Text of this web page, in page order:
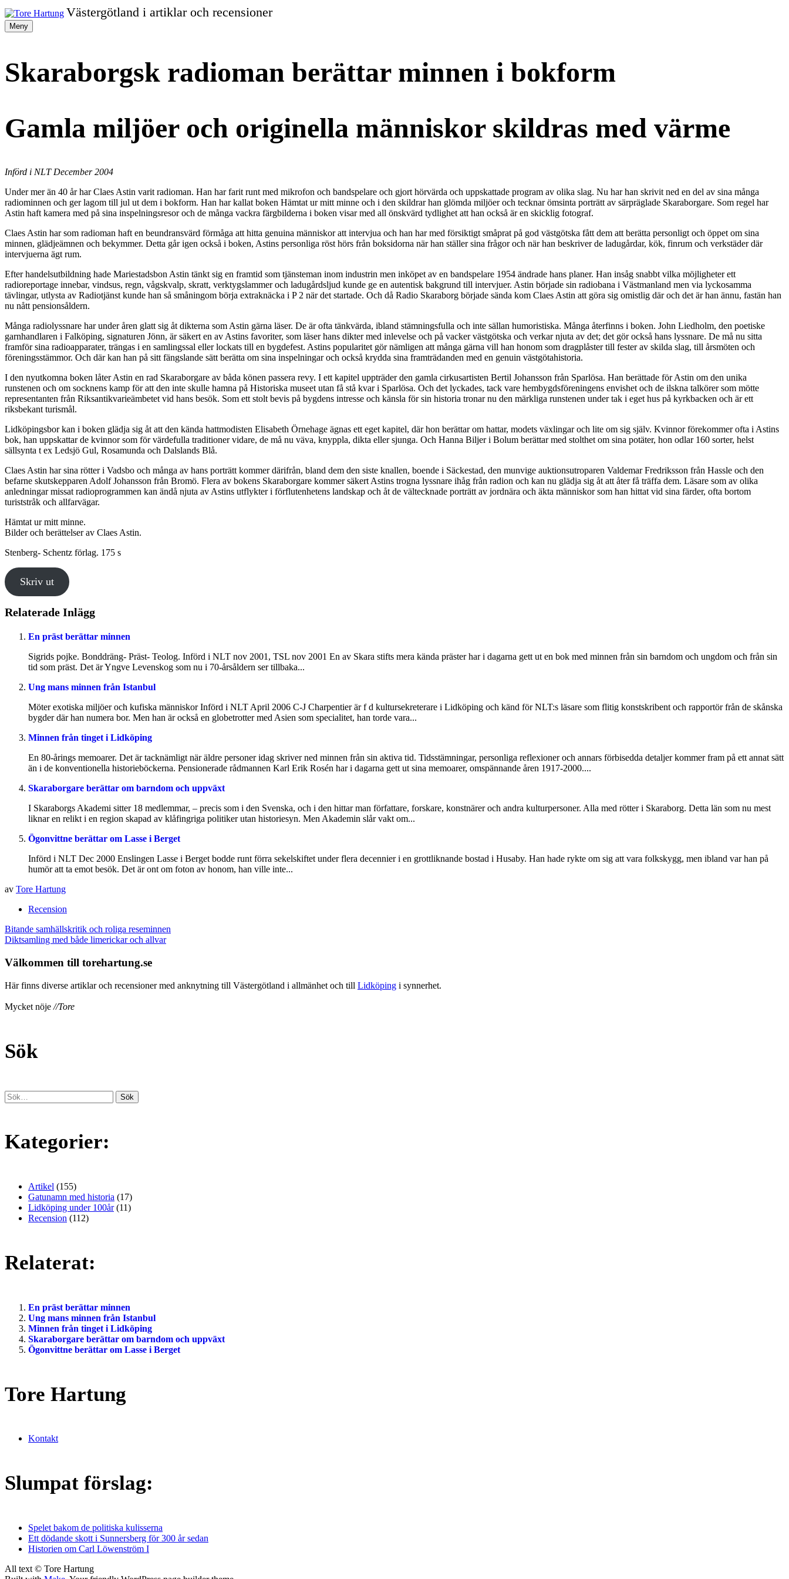
Gå
vidare
till
Tore
Västergötland i artiklar och recensioner
Meny
Skaraborgsk radioman berättar minnen i bokform
Gamla miljöer och originella människor skildras med värme
Införd i NLT December 2004
Under mer än 40 år har Claes Astin varit radioman. Han har farit runt med mikrofon och bandspelare och gjort hörvärda och uppskattade program av olika slag. Nu har han skrivit ned en del av sina många
radiominnen och ger lagom till jul ut dem i bokform. Han har kallat boken Hämtat ur mitt minne och i den skildrar han glömda miljöer och tecknar ömsinta porträtt av särpräglade Skaraborgare. Som regel har
Astin haft kamera med på sina inspelningsresor och de många vackra färgbilderna i boken visar med all önskvärd tydlighet att han också är en skicklig fotograf.
Claes Astin har som radioman haft en beundransvärd förmåga att hitta genuina människor att intervjua och han har med försiktigt småprat på god västgötska fått dem att berätta personligt och öppet om sina
minnen, glädjeämnen och bekymmer. Detta går igen också i boken, Astins personliga röst hörs från boksidorna när han ställer sina frågor och när han beskriver de ladugårdar, kök, finrum och verkstäder där
intervjuerna ägt rum.
Efter handelsutbildning hade Mariestadsbon Astin tänkt sig en framtid som tjänsteman inom industrin men inköpet av en bandspelare 1954 ändrade hans planer. Han insåg snabbt vilka möjligheter ett
radioreportage innebar, vindsus, regn, vågskvalp, skratt, verktygslammer och ladugårdsljud kunde ge en autentisk bakgrund till intervjuer. Astin började sin radiobana i Västmanland men via lyckosamma
tävlingar, utlysta av Radiotjänst kunde han så småningom börja extraknäcka i P 2 när det startade. Och då Radio Skaraborg började sända kom Claes Astin att göra sig omistlig där och det är han ännu, fastän han
nu nått pensionsåldern.
Många radiolyssnare har under åren glatt sig åt dikterna som Astin gärna läser. De är ofta tänkvärda, ibland stämningsfulla och inte sällan humoristiska. Många återfinns i boken. John Liedholm, den poetiske
garnhandlaren i Falköping, signaturen Jönn, är säkert en av Astins favoriter, som läser hans dikter med inlevelse och på vacker västgötska och verkar njuta av det; det gör också hans lyssnare. De må nu sitta
framför sina radioapparater, trängas i en samlingssal eller lockats till en bygdefest. Astins popularitet gör nämligen att många gärna vill han honom som dragplåster till fester av skilda slag, till årsmöten och
föreningsstämmor. Och där kan han på sitt fängslande sätt berätta om sina inspelningar och också krydda sina framträdanden med en genuin västgötahistoria.
I den nyutkomna boken låter Astin en rad Skaraborgare av båda könen passera revy. I ett kapitel uppträder den gamla cirkusartisten Bertil Johansson från Sparlösa. Han berättade för Astin om den unika
runstenen och om socknens kamp för att den inte skulle hamna på Historiska museet utan få stå kvar i Sparlösa. Och det lyckades, tack vare hembygdsföreningens envishet och de ilskna talkörer som mötte
representanten från Riksantikvarieämbetet vid hans besök. Som ett stolt bevis på bygdens intresse och känsla för sin historia tronar nu den märkliga runstenen under tak i eget hus på kyrkbacken och är ett
riksbekant turismål.
Lidköpingsbor kan i boken glädja sig åt att den kända hattmodisten Elisabeth Örnehage ägnas ett eget kapitel, där hon berättar om hattar, modets växlingar och lite om sig själv. Kvinnor förekommer ofta i Astins
bok, han uppskattar de kvinnor som för värdefulla traditioner vidare, de må nu väva, knyppla, dikta eller sjunga. Och Hanna Biljer i Bolum berättar med stolthet om sina potäter, hon odlar 160 sorter, helst
sällsynta t ex Ledsjö Gul, Rosamunda och Dalslands Blå.
Claes Astin har sina rötter i Vadsbo och många av hans porträtt kommer därifrån, bland dem den siste knallen, boende i Säckestad, den munvige auktionsutroparen Valdemar Fredriksson från Hassle och den
befarne skutskepparen Adolf Johansson från Bromö. Flera av bokens Skaraborgare kommer säkert Astins trogna lyssnare ihåg från radion och kan nu glädja sig åt att åter få träffa dem. Läsare som av olika
anledningar missat radioprogrammen kan ändå njuta av Astins utflykter i förflutenhetens landskap och åt de vältecknade porträtt av jordnära och äkta människor som han hittat vid sina färder, ofta bortom
turiststråk och allfarvägar.
Hämtat ur mitt minne.
Bilder och berättelser av Claes Astin.
Stenberg- Schentz förlag. 175 s
Skriv ut
Relaterade Inlägg
En präst berättar minnen
Sigrids pojke. Bonddräng- Präst- Teolog. Införd i NLT nov 2001, TSL nov 2001 En av Skara stifts mera kända präster har i dagarna gett ut en bok med minnen från sin barndom och ungdom och från sin
tid som präst. Det är Yngve Levenskog som nu i 70-årsåldern ser tillbaka...
Ung mans minnen från Istanbul
Möter exotiska miljöer och kufiska människor Införd i NLT April 2006 C-J Charpentier är f d kultursekreterare i Lidköping och känd för NLT:s läsare som flitig konstskribent och rapportör från de skånska
bygder där han numera bor. Men han är också en globetrotter med Asien som specialitet, han torde vara...
Minnen från tinget i Lidköping
En 80-årings memoarer. Det är tacknämligt när äldre personer idag skriver ned minnen från sin aktiva tid. Tidsstämningar, personliga reflexioner och annars förbisedda detaljer kommer fram på ett annat sätt
än i de konventionella historieböckerna. Pensionerade rådmannen Karl Erik Rosén har i dagarna gett ut sina memoarer, omspännande åren 1917-2000....
Skaraborgare berättar om barndom och uppväxt
I Skaraborgs Akademi sitter 18 medlemmar, – precis som i den Svenska, och i den hittar man författare, forskare, konstnärer och andra kulturpersoner. Alla med rötter i Skaraborg. Detta län som nu mest
liknar en relikt i en region skapad av klåfingriga politiker utan historiesyn. Men Akademin slår vakt om...
Ögonvittne berättar om Lasse i Berget
Införd i NLT Dec 2000 Enslingen Lasse i Berget bodde runt förra sekelskiftet under flera decennier i en grottliknande bostad i Husaby. Han hade rykte om sig att vara folkskygg, men ibland var han på
humör att ta emot besök. Det är ont om foton av honom, han ville inte...
av Tore Hartung
Recension
Inläggsnavigering
Bitande samhällskritik och roliga reseminnen
Diktsamling med både limerickar och allvar
Välkommen till torehartung.se
Här finns diverse artiklar och recensioner med anknytning till Västergötland i allmänhet och till Lidköping i synnerhet.
Mycket nöje //Tore
Sök
Kategorier:
Artikel (155)
Gatunamn med historia (17)
Lidköping under 100år(11)
Recension (112)
Relaterat:
En präst berättar minnen
Ung mans minnen från Istanbul
Minnen från tinget i Lidköping
Skaraborgare berättar om barndom och uppväxt
Ögonvittne berättar om Lasse i Berget
Tore Hartung
Kontakt
Slumpat förslag:
Spelet bakom de politiska kulisserna
Ett dödande skott i Sunnersberg för 300 år sedan
Historien om Carl Löwenström I
All text © Tore Hartung